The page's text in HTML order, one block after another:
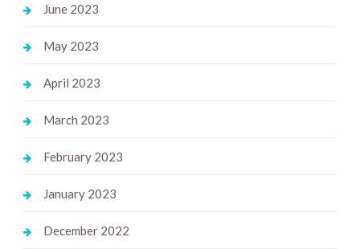
June 2023
May 2023
April 2023
March 2023
February 2023
January 2023
December 2022